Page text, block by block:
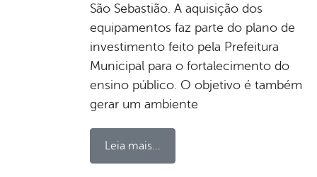
São Sebastião. A aquisição dos
equipamentos faz parte do plano de
investimento feito pela Prefeitura
Municipal para o fortalecimento do
ensino público. O objetivo é também
gerar um ambiente
Leia mais...